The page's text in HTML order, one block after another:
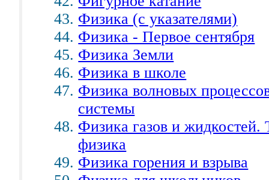
Физика (с указателями)
Физика - Первое сентября
Физика Земли
Физика в школе
Физика волновых
системы
Физика газов и жидкостей.
физика
Физика горения и взрыва